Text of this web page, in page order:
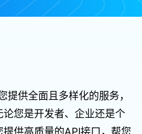
供全面且多样化的服务，
您是开发者、企业还是个